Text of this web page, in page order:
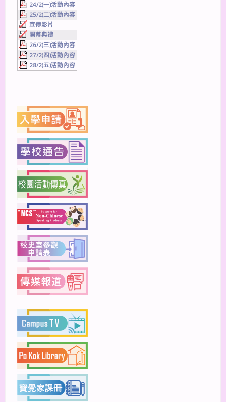
24/2(一)活動內容
25/2(二)活動內容
宣傳影片
開幕典禮
26/2(三)活動內容
27/2(四)活動內容
28/2(五)活動內容